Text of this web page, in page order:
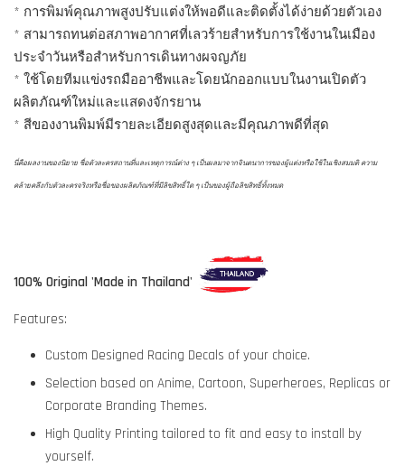
* การพิมพ์คุณภาพสูงปรับแต่งให้พอดีและติดตั้งได้ง่ายด้วยตัวเอง
* สามารถทนต่อสภาพอากาศที่เลวร้ายสำหรับการใช้งานในเมือง
ประจำวันหรือสำหรับการเดินทางผจญภัย
* ใช้โดยทีมแข่งรถมืออาชีพและโดยนักออกแบบในงานเปิดตัว
ผลิตภัณฑ์ใหม่และแสดงจักรยาน
* สีของงานพิมพ์มีรายละเอียดสูงสุดและมีคุณภาพดีที่สุด
นี่คือผลงานของนิยาย ชื่อตัวละครสถานที่และเหตุการณ์ต่าง ๆ เป็นผลมาจากจินตนาการของผู้แต่งหรือใช้ในเชิงสมมติ ความ
คล้ายคลึงกับตัวละครจริงหรือชื่อของผลิตภัณฑ์ที่มีลิขสิทธิ์ใด ๆ เป็นของผู้ถือลิขสิทธิ์ทั้งหมด
100% Original 'Made in Thailand'
Features:
Custom Designed Racing Decals of your choice.
Selection based on Anime, Cartoon, Superheroes, Replicas or
Corporate Branding Themes.
High Quality Printing tailored to fit and easy to install by
yourself.